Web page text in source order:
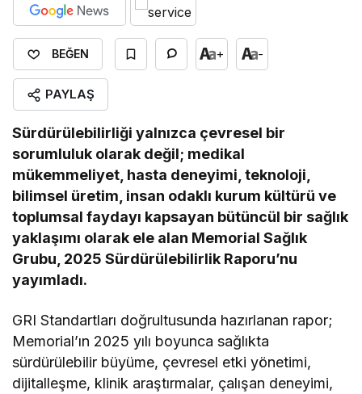
BEĞEN + -
PAYLAŞ
Sürdürülebilirliği yalnızca çevresel bir
sorumluluk olarak değil; medikal
mükemmeliyet, hasta deneyimi, teknoloji,
bilimsel üretim, insan odaklı kurum kültürü ve
toplumsal faydayı kapsayan bütüncül bir sağlık
yaklaşımı olarak ele alan Memorial Sağlık
Grubu, 2025 Sürdürülebilirlik Raporu’nu
yayımladı.
GRI Standartları doğrultusunda hazırlanan rapor;
Memorial’ın 2025 yılı boyunca sağlıkta
sürdürülebilir büyüme, çevresel etki yönetimi,
dijitalleşme, klinik araştırmalar, çalışan deneyimi,